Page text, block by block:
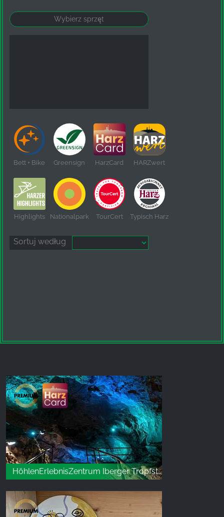
Bett + Bike Greensign HarzCard HARZwert
Highlights Nationalpark TourCert Typisch Harz
Sortuj według
HöhlenErlebnisZentrum Iberger Tropfsteinhöhle | Bad Grund (Harz)